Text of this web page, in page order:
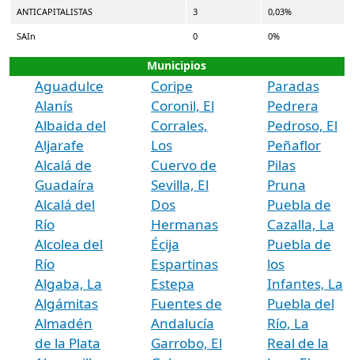
ANTICAPITALISTAS 3 0,03%
SAIn 0 0%
Municipios
Aguadulce
Alanís
Albaida del
Aljarafe
Alcalá de
Guadaíra
Alcalá del
Río
Alcolea del
Río
Algaba, La
Algámitas
Almadén
de la Plata
Coripe
Coronil, El
Corrales,
Los
Cuervo de
Sevilla, El
Dos
Hermanas
Écija
Espartinas
Estepa
Fuentes de
Andalucía
Garrobo, El
Paradas
Pedrera
Pedroso, El
Peñaflor
Pilas
Pruna
Puebla de
Cazalla, La
Puebla de
los
Infantes, La
Puebla del
Río, La
Real de la